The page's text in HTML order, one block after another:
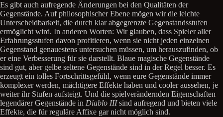
Es gibt auch aufregende Änderungen bei den Qualitäten der
Gegenstände. Auf philosophischer Ebene mögen wir die leichte
Unterscheidbarkeit, die durch klar abgegrenzte Gegenstandsstufen
ermöglicht wird. In anderen Worten: Wir glauben, dass Spieler aller
Erfahrungsstufen davon profitieren, wenn sie nicht jeden einzelnen
Gegenstand genauestens untersuchen müssen, um herauszufinden, ob
er eine Verbesserung für sie darstellt. Blaue magische Gegenstände
sind gut, aber gelbe seltene Gegenstände sind in der Regel besser. Es
erzeugt ein tolles Fortschrittsgefühl, wenn eure Gegenstände immer
komplexer werden, mächtigere Effekte haben und cooler aussehen, je
weiter ihr Stufen aufsteigt. Und die spielverändernden Eigenschaften
legendärer Gegenstände in Diablo IIIsind aufregend und bieten viele
Effekte, die für reguläre Affixe gar nicht möglich sind.